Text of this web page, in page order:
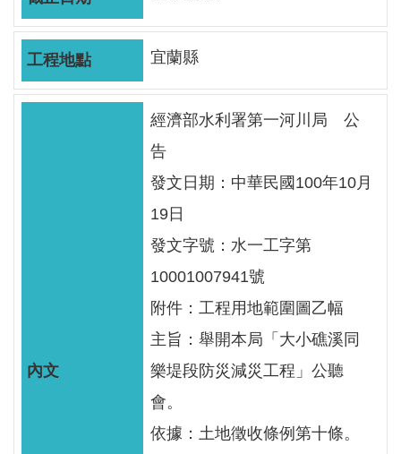
水
情
公
告
宜蘭縣
經濟部水利署第一河川局 公
告
發文日期：中華民國100年10月
19日
發文字號：水一工字第
10001007941號
附件：工程用地範圍圖乙幅
主旨：舉開本局「大小礁溪同
樂堤段防災減災工程」公聽
會。
依據：土地徵收條例第十條。